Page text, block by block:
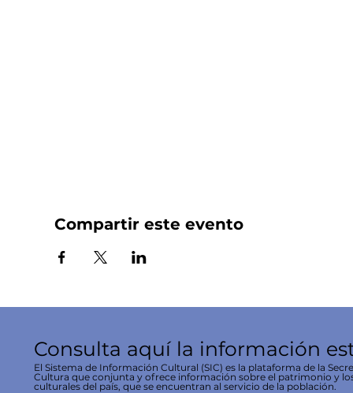
Compartir este evento
Consulta aquí la información
El Sistema de Información Cultural (SIC) es la plataforma de la
Cultura que conjunta y ofrece información sobre el patrimonio y
culturales del país, que se encuentran al servicio de la población.